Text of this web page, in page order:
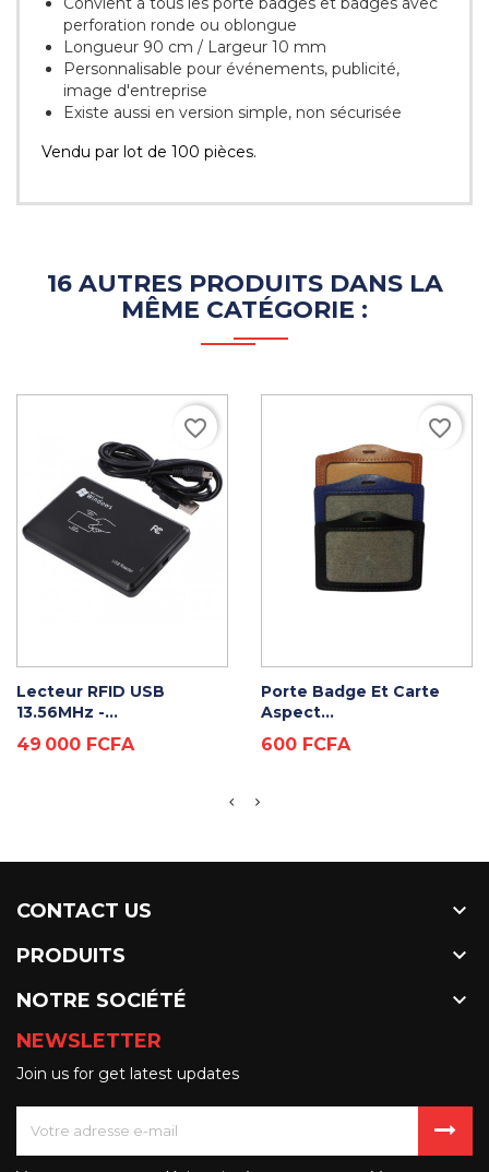
perforation ronde ou oblongue
Longueur 90 cm / Largeur 10 mm
Personnalisable pour événements, publicité,
image d'entreprise
Existe aussi en version simple, non sécurisée
Vendu par lot de 100 pièces.
16 AUTRES PRODUITS DANS LA
MÊME CATÉGORIE :
ADD TO CART
Lecteur RFID USB
13.56MHz -...
Prix
49 000 FCFA
favorite_border
ADD TO CART
Porte Badge Et Carte
Aspect...
Prix
600 FCFA
favorite_border
CONTACT US 
PRODUITS 
NOTRE SOCIÉTÉ 
NEWSLETTER
Join us for get latest updates